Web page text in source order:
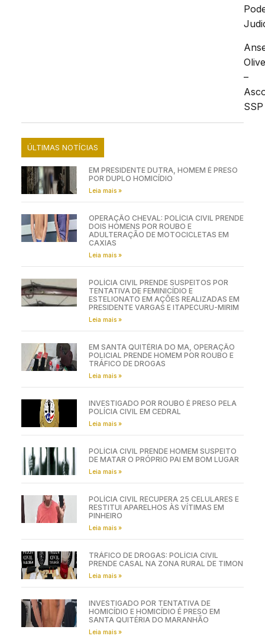
–
SSP
ÚLTIMAS NOTÍCIAS
EM PRESIDENTE DUTRA, HOMEM É PRESO
POR DUPLO HOMICÍDIO
Leia mais »
OPERAÇÃO CHEVAL: POLÍCIA CIVIL PRENDE
DOIS HOMENS POR ROUBO E
ADULTERAÇÃO DE MOTOCICLETAS EM
CAXIAS
Leia mais »
POLÍCIA CIVIL PRENDE SUSPEITOS POR
TENTATIVA DE FEMINICÍDIO E
ESTELIONATO EM AÇÕES REALIZADAS EM
PRESIDENTE VARGAS E ITAPECURU-MIRIM
Leia mais »
EM SANTA QUITÉRIA DO MA, OPERAÇÃO
POLICIAL PRENDE HOMEM POR ROUBO E
TRÁFICO DE DROGAS
Leia mais »
INVESTIGADO POR ROUBO É PRESO PELA
POLÍCIA CIVIL EM CEDRAL
Leia mais »
POLÍCIA CIVIL PRENDE HOMEM SUSPEITO
DE MATAR O PRÓPRIO PAI EM BOM LUGAR
Leia mais »
POLÍCIA CIVIL RECUPERA 25 CELULARES E
RESTITUI APARELHOS ÀS VÍTIMAS EM
PINHEIRO
Leia mais »
TRÁFICO DE DROGAS: POLÍCIA CIVIL
PRENDE CASAL NA ZONA RURAL DE TIMON
Leia mais »
INVESTIGADO POR TENTATIVA DE
HOMICÍDIO E HOMICÍDIO É PRESO EM
SANTA QUITÉRIA DO MARANHÃO
Leia mais »